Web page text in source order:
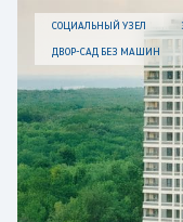
СОЦИАЛЬНЫЙ УЗЕЛ
ДВОР-CАД БЕЗ МАШИН